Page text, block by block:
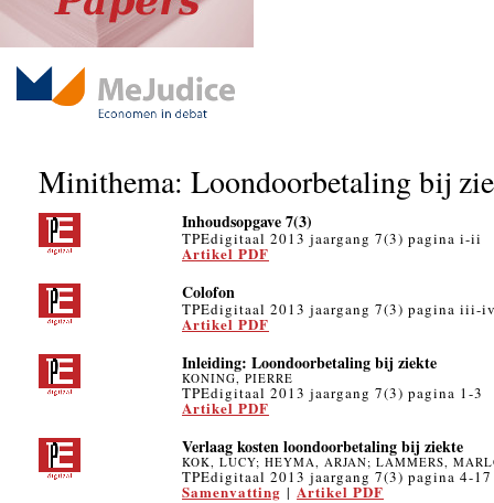
Minithema: Loondoorbetaling bij
Inhoudsopgave 7(3)
TPEdigitaal 2013 jaargang 7(3) pagina i-ii
Artikel PDF
Colofon
TPEdigitaal 2013 jaargang 7(3) pagina iii-
Artikel PDF
Inleiding: Loondoorbetaling bij ziekte
KONING, PIERRE
TPEdigitaal 2013 jaargang 7(3) pagina 1-3
Artikel PDF
Verlaag kosten loondoorbetaling bij ziekte
KOK, LUCY; HEYMA, ARJAN; LAMMERS,
TPEdigitaal 2013 jaargang 7(3) pagina 4-17
Samenvatting | Artikel PDF